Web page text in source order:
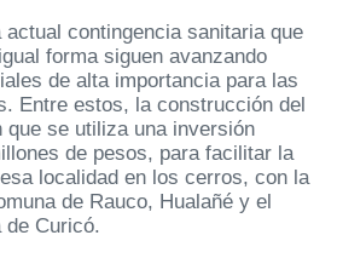
contingencia sanitaria que
forma siguen avanzando
de alta importancia para las
Entre estos, la construcción del
que se utiliza una inversión
de pesos, para facilitar la
localidad en los cerros, con la
de Rauco, Hualañé y el
de Curicó.